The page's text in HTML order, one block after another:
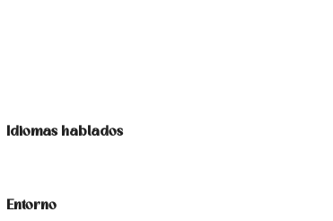
Idiomas hablados
Idiomas hablados
Entorno
Entorno